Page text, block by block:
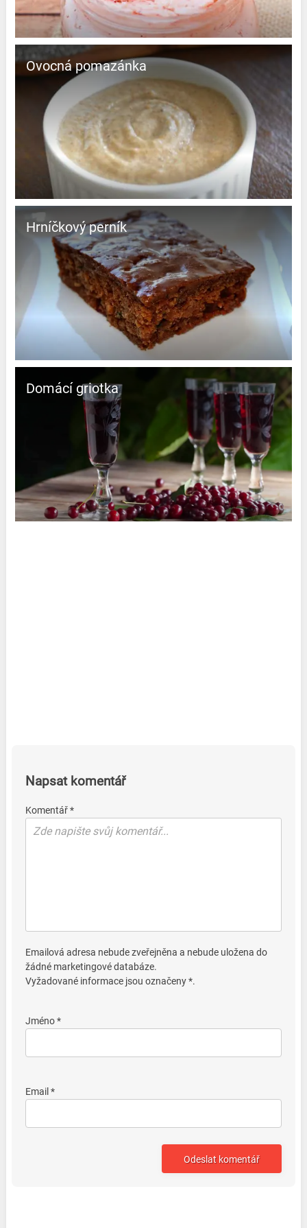
Ovocná pomazánka
Hrníčkový perník
Domácí griotka
Napsat komentář
Komentář *
Emailová adresa nebude zveřejněna a nebude uložena do
žádné marketingové databáze.
Vyžadované informace jsou označeny *.
Jméno *
Email *